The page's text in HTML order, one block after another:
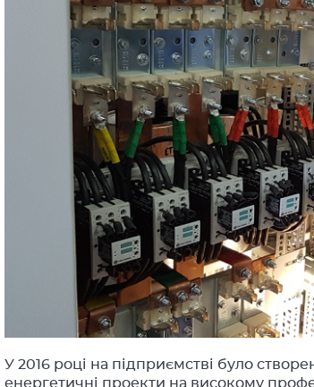
У 2016 році на підприємстві було
енергетичні проекти на високому